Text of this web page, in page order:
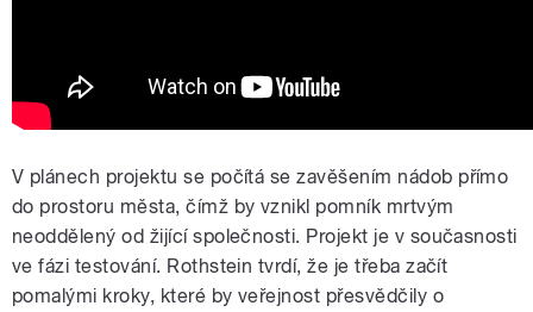
V plánech projektu se počítá se zavěšením nádob přímo
do prostoru města, čímž by vznikl pomník mrtvým
neoddělený od žijící společnosti. Projekt je v současnosti
ve fázi testování. Rothstein tvrdí, že je třeba začít
pomalými kroky, které by veřejnost přesvědčily o